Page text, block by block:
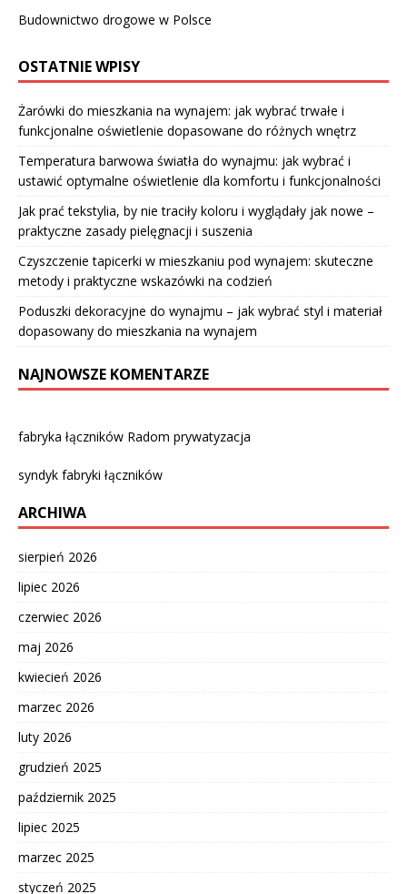
Budownictwo drogowe w Polsce
OSTATNIE WPISY
Żarówki do mieszkania na wynajem: jak wybrać trwałe i
funkcjonalne oświetlenie dopasowane do różnych wnętrz
Temperatura barwowa światła do wynajmu: jak wybrać i
ustawić optymalne oświetlenie dla komfortu i funkcjonalności
Jak prać tekstylia, by nie traciły koloru i wyglądały jak nowe –
praktyczne zasady pielęgnacji i suszenia
Czyszczenie tapicerki w mieszkaniu pod wynajem: skuteczne
metody i praktyczne wskazówki na codzień
Poduszki dekoracyjne do wynajmu – jak wybrać styl i materiał
dopasowany do mieszkania na wynajem
NAJNOWSZE KOMENTARZE
fabryka łączników Radom prywatyzacja
syndyk fabryki łączników
ARCHIWA
sierpień 2026
lipiec 2026
czerwiec 2026
maj 2026
kwiecień 2026
marzec 2026
luty 2026
grudzień 2025
październik 2025
lipiec 2025
marzec 2025
styczeń 2025